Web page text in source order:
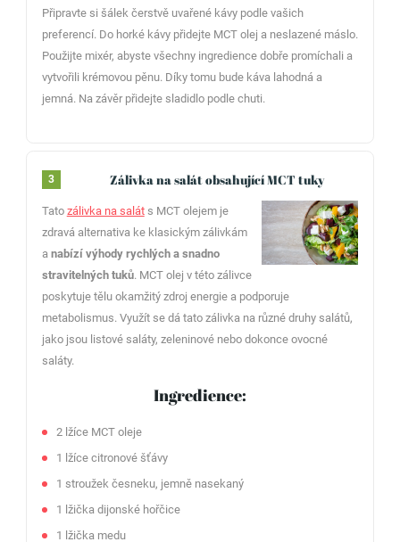
Připravte si šálek čerstvě uvařené kávy podle vašich
preferencí. Do horké kávy přidejte MCT olej a neslazené máslo.
Použijte mixér, abyste všechny ingredience dobře promíchali a
vytvořili krémovou pěnu. Díky tomu bude káva lahodná a
jemná. Na závěr přidejte sladidlo podle chuti.
3 Zálivka na salát obsahující MCT tuky
Tato zálivka na saláts MCT olejem je
zdravá alternativa ke klasickým zálivkám
a nabízí výhody rychlých a snadno
stravitelných tuků. MCT olej v této zálivce
poskytuje tělu okamžitý zdroj energie a podporuje
metabolismus. Využít se dá tato zálivka na různé druhy salátů,
jako jsou listové saláty, zeleninové nebo dokonce ovocné
saláty.
Ingredience:
2 lžíce MCT oleje
1 lžíce citronové šťávy
1 stroužek česneku, jemně nasekaný
1 lžička dijonské hořčice
1 lžička medu